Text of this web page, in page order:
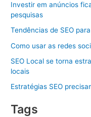
Investir em anúncios
pesquisas
Tendências de SEO
Como usar as redes
SEO Local se torna
locais
Estratégias SEO
Tags